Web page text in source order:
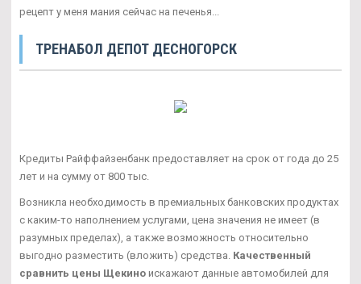
рецепт у меня мания сейчас на печенья...
ТРЕНАБОЛ ДЕПОТ ДЕСНОГОРСК
Кредиты Райффайзенбанк предоставляет на срок от года до 25
лет и на сумму от 800 тыс.
Возникла необходимость в премиальных банковских продуктах
с каким-то наполнением услугами, цена значения не имеет (в
разумных пределах), а также возможность относительно
выгодно разместить (вложить) средства. Качественный
сравнить цены Щекино искажают данные автомобилей для